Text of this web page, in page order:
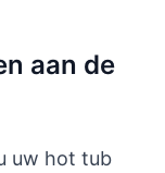
aan de
uw hot tub